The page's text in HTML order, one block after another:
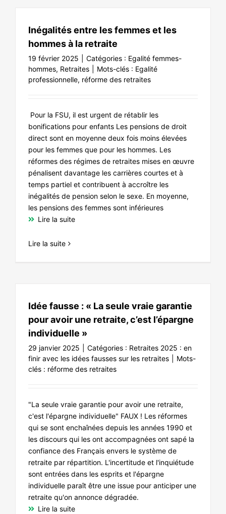
Inégalités entre les femmes et les
hommes à la retraite
19 février 2025 Catégories : Egalité femmes-
hommes, Retraites Mots-clés : Egalité
professionnelle, réforme des retraites
Pour la FSU, il est urgent de rétablir les
bonifications pour enfants Les pensions de droit
direct sont en moyenne deux fois moins élevées
pour les femmes que pour les hommes. Les
réformes des régimes de retraites mises en œuvre
pénalisent davantage les carrières courtes et à
temps partiel et contribuent à accroître les
inégalités de pension selon le sexe. En moyenne,
les pensions des femmes sont inférieures
Lire la suite
Lire la suite
Idée fausse : « La seule vraie garantie
pour avoir une retraite, c’est l’épargne
individuelle »
29 janvier 2025 Catégories : Retraites 2025 : en
finir avec les idées fausses sur les retraites
Mots-
clés : réforme des retraites
"La seule vraie garantie pour avoir une retraite,
c'est l'épargne individuelle" FAUX ! Les réformes
qui se sont enchaînées depuis les années 1990 et
les discours qui les ont accompagnées ont sapé la
confiance des Français envers le système de
retraite par répartition. L'incertitude et l'inquiétude
sont entrées dans les esprits et l'épargne
individuelle paraît être une issue pour anticiper une
retraite qu'on annonce dégradée.
Lire la suite